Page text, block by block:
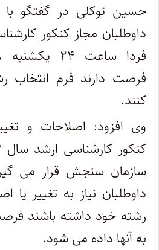
حسین توکلی در گفتگو با
فرصت دارند فرم انتخاب
کنند.
وی افزود: اصلاحات و
سازمان سنجش قرار می
داوطلبان نیاز به تغییر یا
رشته خود داشته باشند
به آنها داده می شود.